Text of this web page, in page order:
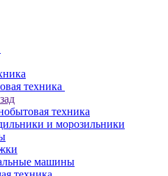
техника
техника
и морозильники
машины